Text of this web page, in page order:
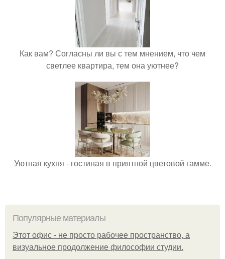
Как вам? Согласны ли вы с тем мнением, что чем
светлее квартира, тем она уютнее?
Уютная кухня - гостиная в приятной цветовой гамме.
Популярные материалы
Этот офис - не просто рабочее пространство, а
визуальное продолжение философии студии.